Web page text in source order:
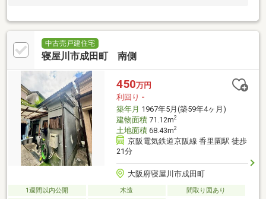
中古売戸建住宅
寝屋川市成田町 南側
450万円
利回り -
築年月 1967年5月(築59年4ヶ月)
建物面積71.12m2
土地面積68.43m2
京阪電気鉄道京阪線 香里園駅 徒歩
21分
大阪府寝屋川市成田町
1週間以内公開 木造
間取り図あり